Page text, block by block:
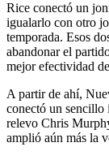
Rice conectó un
igualarlo con otro
temporada. Esos
abandonar el
mejor efectividad
A partir de ahí,
conectó un sencillo
relevo Chris
amplió aún más la